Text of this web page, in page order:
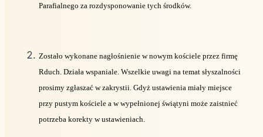
Parafialnego za rozdysponowanie tych środków.
Zostało wykonane nagłośnienie w nowym kościele przez firmę
Rduch. Działa wspaniale. Wszelkie uwagi na temat słyszalności
prosimy zgłaszać w zakrystii. Gdyż ustawienia miały miejsce
przy pustym kościele a w wypełnionej świątyni może zaistnieć
potrzeba korekty w ustawieniach.